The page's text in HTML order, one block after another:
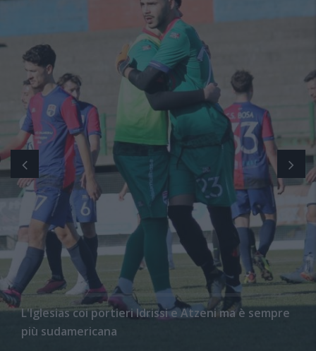
L'Iglesias coi portieri Idrissi e Atzeni ma è sempre
più sudamericana